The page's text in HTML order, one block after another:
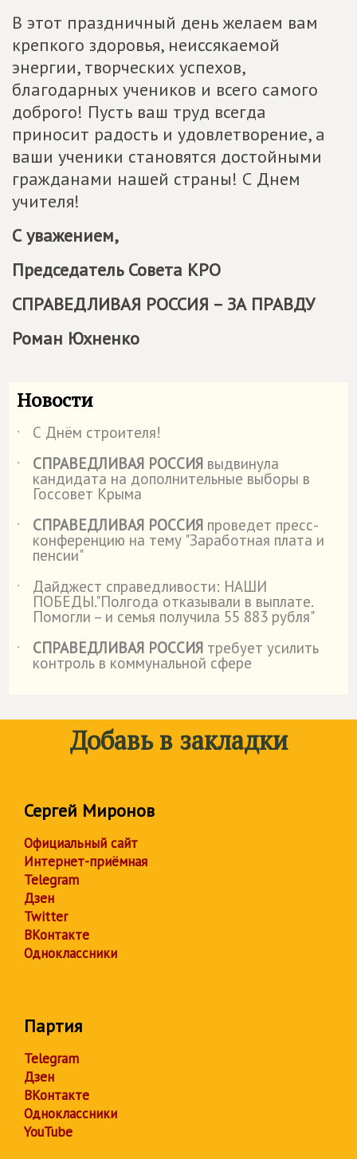
В этот праздничный день желаем вам
крепкого здоровья, неиссякаемой
энергии, творческих успехов,
благодарных учеников и всего самого
доброго! Пусть ваш труд всегда
приносит радость и удовлетворение, а
ваши ученики становятся достойными
гражданами нашей страны! С Днем
учителя!
С уважением,
Председатель Совета КРО
СПРАВЕДЛИВАЯ РОССИЯ – ЗА ПРАВДУ
Роман Юхненко
Новости
˙
С Днём строителя!
˙
СПРАВЕДЛИВАЯ РОССИЯ выдвинула
кандидата на дополнительные выборы в
Госсовет Крыма
˙
СПРАВЕДЛИВАЯ РОССИЯ проведет пресс-
конференцию на тему "Заработная плата и
пенсии"
˙
Дайджест справедливости: НАШИ
ПОБЕДЫ."Полгода отказывали в выплате.
Помогли – и семья получила 55 883 рубля"
˙
СПРАВЕДЛИВАЯ РОССИЯ требует усилить
контроль в коммунальной сфере
Добавь в закладки
Сергей Миронов
Официальный сайт
Интернет-приёмная
Telegram
Дзен
Twitter
ВКонтакте
Одноклассники
Партия
Telegram
Дзен
ВКонтакте
Одноклассники
YouTube